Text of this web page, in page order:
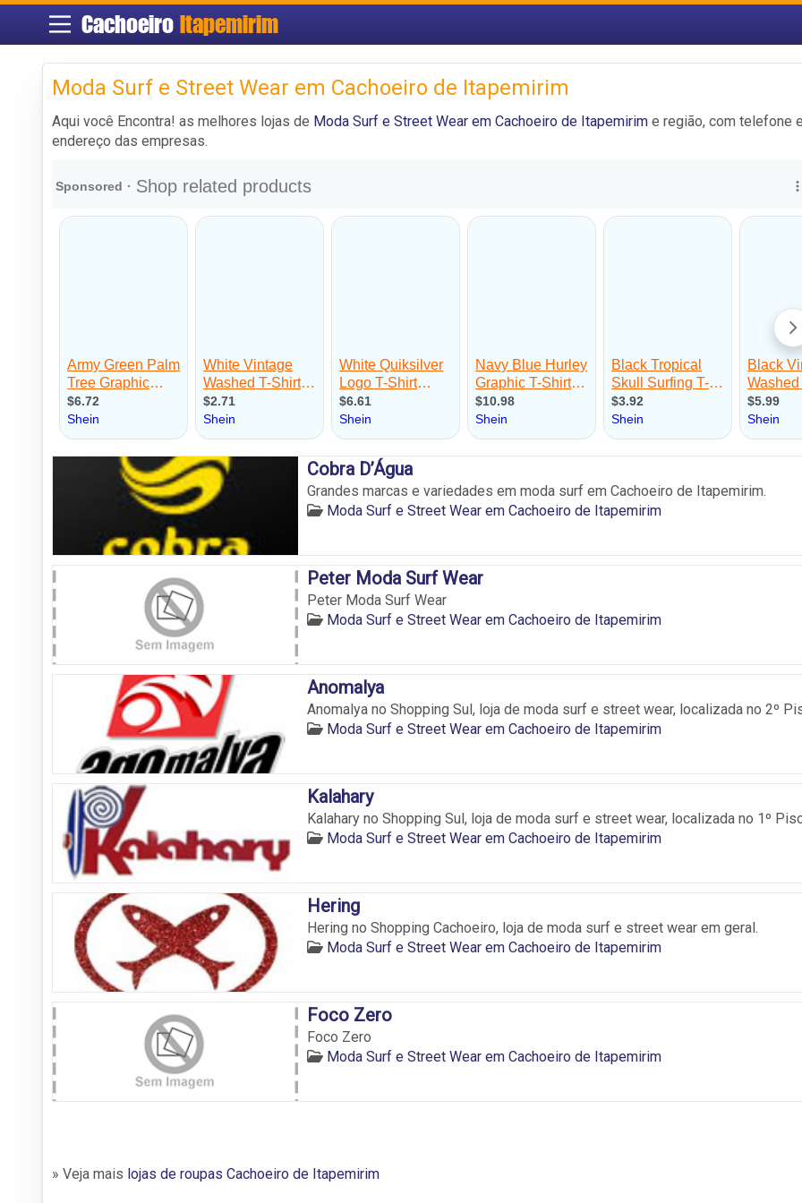
Cachoeiro Itapemirim
Moda Surf e Street Wear em Cachoeiro de Itapemirim
Aqui você Encontra! as melhores lojas de Moda Surf e Street Wear em Cachoeiro de Itapemirim e região, com telefone
endereço das empresas.
Cobra D’Água
Grandes marcas e variedades em moda surf em Cachoeiro de Itapemirim.
Moda Surf e Street Wear em Cachoeiro de Itapemirim
Peter Moda Surf Wear
Peter Moda Surf Wear
Moda Surf e Street Wear em Cachoeiro de Itapemirim
Anomalya
Anomalya no Shopping Sul, loja de moda surf e street wear, localizada no 2º
Moda Surf e Street Wear em Cachoeiro de Itapemirim
Kalahary
Kalahary no Shopping Sul, loja de moda surf e street wear, localizada no 1º
Moda Surf e Street Wear em Cachoeiro de Itapemirim
Hering
Hering no Shopping Cachoeiro, loja de moda surf e street wear em geral.
Moda Surf e Street Wear em Cachoeiro de Itapemirim
Foco Zero
Foco Zero
Moda Surf e Street Wear em Cachoeiro de Itapemirim
» Veja mais lojas de roupas Cachoeiro de Itapemirim